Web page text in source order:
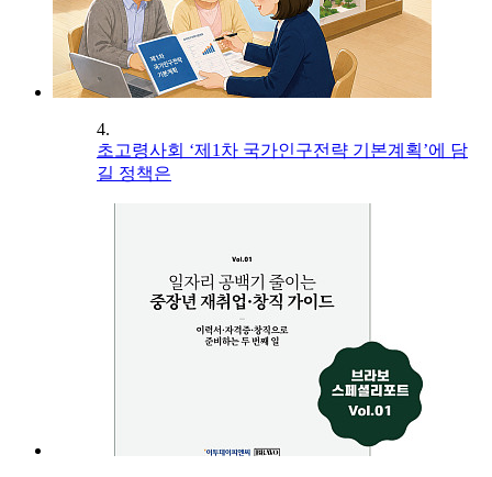
4.
초고령사회 ‘제1차 국가인구전략 기본계획’에 담
길 정책은